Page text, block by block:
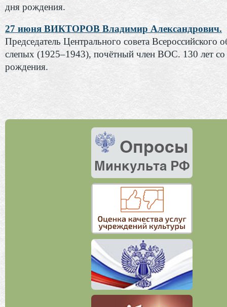
дня рождения.
27 июня ВИКТОРОВ Владимир Александрович.
Председатель Центрального совета Всероссийского
слепых (1925–1943), почётный член ВОС. 130 лет со
рождения.